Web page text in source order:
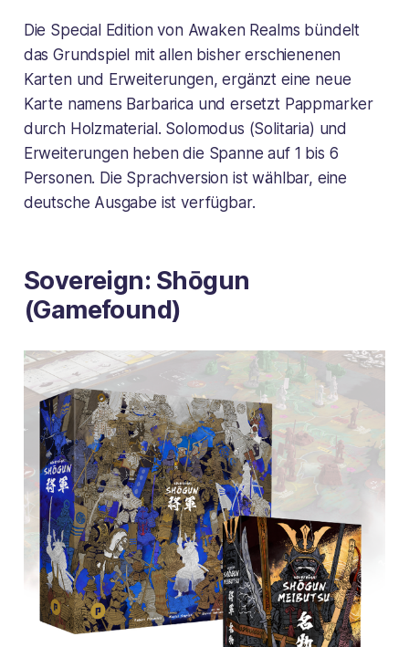
Die Special Edition von Awaken Realms bündelt
das Grundspiel mit allen bisher erschienenen
Karten und Erweiterungen, ergänzt eine neue
Karte namens Barbarica und ersetzt Pappmarker
durch Holzmaterial. Solomodus (Solitaria) und
Erweiterungen heben die Spanne auf 1 bis 6
Personen. Die Sprachversion ist wählbar, eine
deutsche Ausgabe ist verfügbar.
Sovereign: Shōgun
(Gamefound)